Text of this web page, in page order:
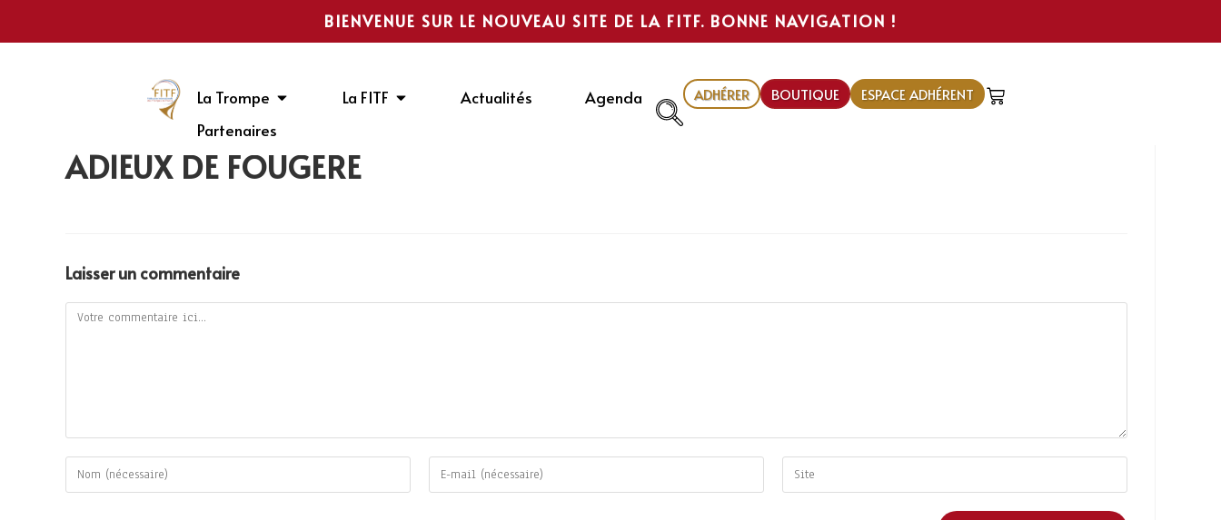
BIENVENUE SUR LE NOUVEAU SITE DE LA FITF. BONNE NAVIGATION !
La Trompe La FITF Actualités
Agenda
Partenaires
ADHÉRER BOUTIQUE ESPACE ADHÉRENT
ADIEUX DE FOUGERÉ
Laisser un commentaire